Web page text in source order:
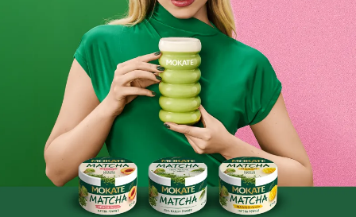
Składniki i wartości odżywcze
Opinie o produkcie
BĄDŹ PIERWSZYM KTÓRY NAPISZE RECENZJĘ